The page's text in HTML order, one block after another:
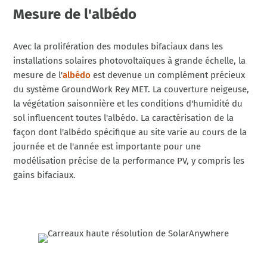
Mesure de l'albédo
Avec la prolifération des modules bifaciaux dans les
installations solaires photovoltaïques à grande échelle, la
mesure de l'albédo est devenue un complément précieux
du système GroundWork Rey MET. La couverture neigeuse,
la végétation saisonnière et les conditions d'humidité du
sol influencent toutes l'albédo. La caractérisation de la
façon dont l'albédo spécifique au site varie au cours de la
journée et de l'année est importante pour une
modélisation précise de la performance PV, y compris les
gains bifaciaux.